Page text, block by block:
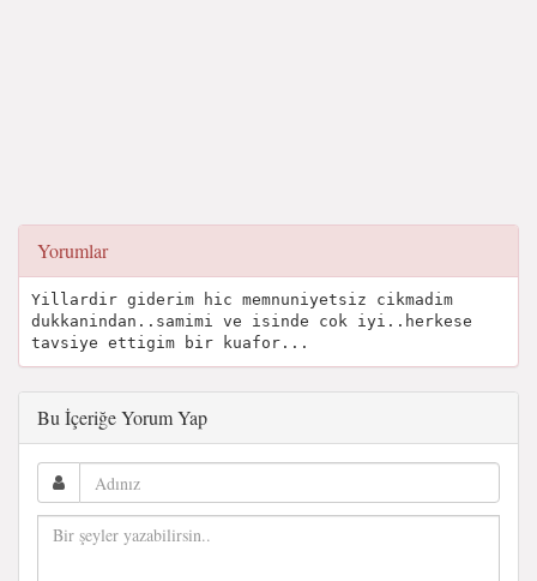
Yorumlar
Yillardir giderim hic memnuniyetsiz cikmadim
dukkanindan..samimi ve isinde cok iyi..herkese
tavsiye ettigim bir kuafor...
Bu İçeriğe Yorum Yap